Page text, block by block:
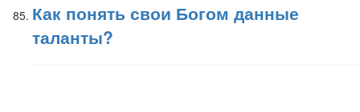
Как понять свои Богом данные
таланты?